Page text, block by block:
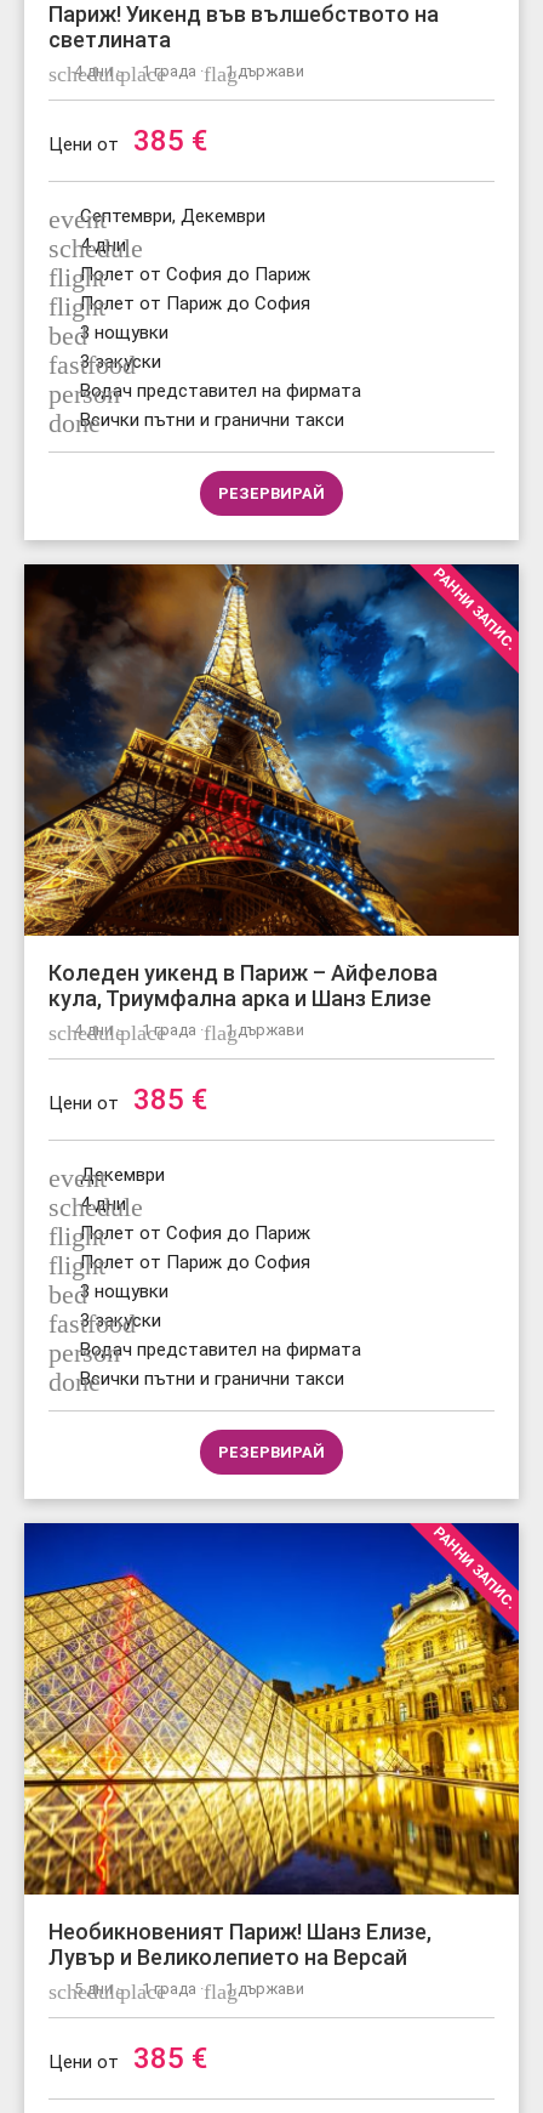
Париж! Уикенд във вълшебството на
светлината
schedule
4 дни ·place1 града ·flag1 държави
Цени от 385 €
event
Септември, Декември
schedule
4 дни
flightПолет от София до Париж
flightПолет от Париж до София
bed3 нощувки
fastfood
3 закуски
person
Водач представител на фирмата
doneВсички пътни и гранични такси
РЕЗЕРВИРАЙ
РАННИ ЗАПИС.
Коледен уикенд в Париж – Айфелова
кула, Триумфална арка и Шанз Елизе
schedule
4 дни ·place1 града ·flag1 държави
Цени от 385 €
event
Декември
schedule
4 дни
flightПолет от София до Париж
flightПолет от Париж до София
bed3 нощувки
fastfood
3 закуски
person
Водач представител на фирмата
doneВсички пътни и гранични такси
РЕЗЕРВИРАЙ
РАННИ ЗАПИС.
Необикновеният Париж! Шанз Елизе,
Лувър и Великолепието на Версай
schedule
5 дни ·place1 града ·flag1 държави
Цени от 385 €